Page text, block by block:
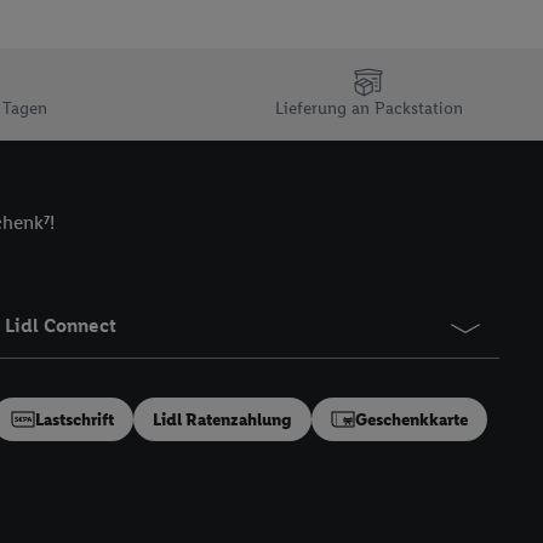
Lieferung an Packstation
Lidl Connect
Lastschrift Lidl Ratenzahlung Geschenkkarte
bestehendes Lidl
Online-Kennung
verwenden
auszuspielen.
Technologie in
verfügbar ist.
und einer
Kennung
speziell zur
generell zu
„Nutzung der
(nur für